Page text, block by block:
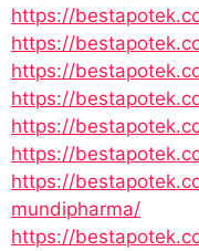
https://
https://
https://
https://
https://
https://
https://
mundipharma/
https://